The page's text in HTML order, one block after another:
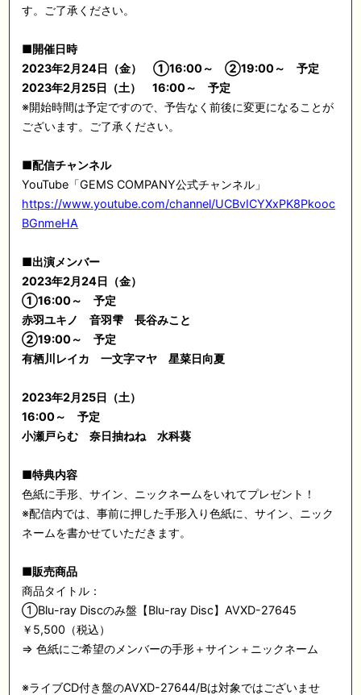
す。ご了承ください。
■開催日時
2023年2月24日（金） ①16:00～ ②19:00～ 予定
2023年2月25日（土） 16:00～ 予定
※開始時間は予定ですので、予告なく前後に変更になることが
ございます。ご了承ください。
■配信チャンネル
YouTube「GEMS COMPANY公式チャンネル」
https://www.youtube.com/channel/UCBvICYXxPK8Pkooc
BGnmeHA
■出演メンバー
2023年2月24日（金）
①16:00～ 予定
赤羽ユキノ
音羽雫
長谷みこと
②19:00～ 予定
有栖川レイカ
一文字マヤ 星菜日向夏
2023年2月25日（土）
16:00～ 予定
小瀬戸らむ
奈日抽ねね 水科葵
■特典内容
色紙に手形、サイン、ニックネームをいれてプレゼント！
※配信内では、事前に押した手形入り色紙に、サイン、ニック
ネームを書かせていただきます。
■販売商品
商品タイトル：
①Blu-ray Discのみ盤【Blu-ray Disc】AVXD-27645
￥5,500（税込）
⇒ 色紙にご希望のメンバーの手形＋サイン＋ニックネーム
※ライブCD付き盤のAVXD-27644/Bは対象ではございませ